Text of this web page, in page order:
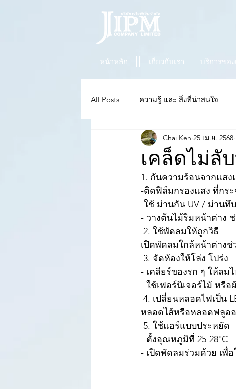
หน้าหลัก เกี่ยวกับเรา บริการของ
All Posts ความรู้ และ สิ่งที่น่าสนใจ
เคล็ดไม่ลั
Chai Ken 25 เม.ย. 2568
1. กันความร้อนจากแสง
-ติดฟิล์มกรองแสง ที่กระ
-ใช้ ม่านกัน UV / ม่านทึบ
- วางต้นไม้ริมหน้าต่าง
2. ใช้พัดลมให้ถูกวิธี
เปิดพัดลมใกล้หน้าต่างช่
3. จัดห้องให้โล่ง โปร่ง
- เคลียร์ของรก ๆ ให้ลม
- ใช้เฟอร์นิเจอร์ไม้ หรื
4. เปลี่ยนหลอดไฟเป็น
หลอดไส้หรือหลอดฟลูออ
5. ใช้แอร์แบบประหยัด
- ตั้งอุณหภูมิที่ 25-28°C
- เปิดพัดลมร่วมด้วย เพื่